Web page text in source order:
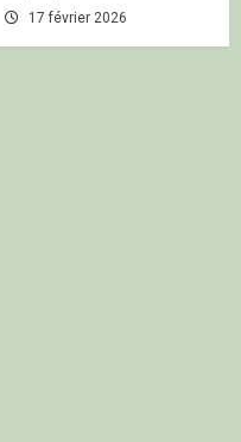
17 février 2026